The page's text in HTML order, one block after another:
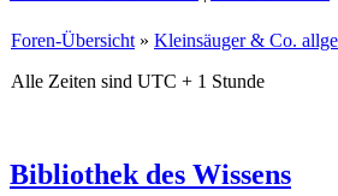
Foren-Übersicht » Kleinsäuger & Co.
Alle Zeiten sind UTC + 1 Stunde
Bibliothek des Wissens